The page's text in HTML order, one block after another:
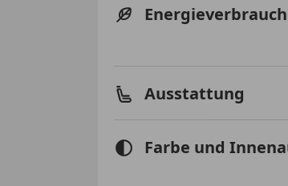
Energieverbrauch
Ausstattung
Farbe und